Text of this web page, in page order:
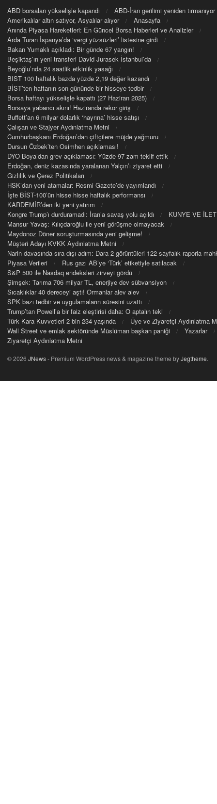
ABD borsaları yükselişle kapandı
ABD-İran gerilimi yeniden tırmanıyor
Amerikalılar altın satıyor, Asyalılar alıyor
Anasayfa
Anında Piyasa Hareketleri: En Güncel Borsa Haberleri ve Analizler
Arda Turan İspanya’da ‘vergi yüzsüzleri’ listesine girdi
Bakan Yumaklı açıkladı: Bir günde 67 yangın!
Beşiktaş’ın yeni transferi David Jurasek İstanbul’da
Beyoğlu’nda 24 saatlik etkinlik yasağı
BIST 100 haftalık bazda yüzde 2,19 değer kazandı
BİST’ten haftanın son gününde bir hisseye tedbir
Borsa haftayı yükselişle kapattı (27 Haziran 2025)
Borsaya yabancı akını! Haziranda rekor giriş
Buffett’an 6 milyar dolarlık ‘hayrına’ hisse satışı
Çalışan ve Stajyer Aydınlatma Metni
Cumhurbaşkanı Erdoğan’dan çiftçilere müjde yağmuru
Dursun Özbek’ten Osimhen açıklaması!
DYO Boya’dan grev açıklaması: Yüzde 97 zam teklif ettik
Erdoğan, deniz kazasında yaralanan Yalçın’ı ziyaret etti
Gizlilik ve Çerez Politikaları
HSK’dan yeni atamalar: Resmi Gazete’de yayımlandı
İşte BİST-100’ün hisse hisse haftalık performansı
KARDEMİR’den iki yeni yatırım
Kongre Trump’ı durduramadı: İran’a savaş yolu açıldı
KUNYE VE
Mansur Yavaş: Kılıçdaroğlu ile yeni görüşme olmayacak
Maydonoz Döner soruşturmasında yeni gelişme!
Müşteri Adayı KVKK Aydınlatma Metni
Narin davasında sıra dışı adım: Dara-2 görüntüleri 122 sayfalık raporla
Piyasa Verileri
Rus gazı AB’ye ‘Türk’ etiketiyle satılacak
S&P 500 ile Nasdaq endeksleri zirveyi gördü
Şimşek: Tarıma 706 milyar TL, enerjiye dev sübvansiyon
Sıcaklıklar 40 dereceyi aştı! Ormanlar alev alev
SPK bazı tedbir ve uygulamaların süresini uzattı
Trump’tan Powell’a bir faiz eleştirisi daha: O aptalın teki
Türk Kara Kuvvetleri 2 bin 234 yaşında
Üye ve Ziyaretçi Aydınlatma
Wall Street ve emlak sektöründe Müslüman başkan paniği
Yazarlar
Ziyaretçi Aydınlatma Metni
© 2026 JNews- Premium WordPress news & magazine theme byJegtheme.